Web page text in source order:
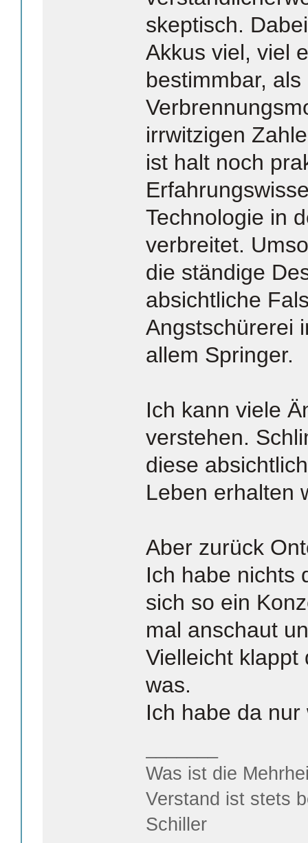
skeptisch.
Akkus viel, viel
bestimmbar,
irrwitzigen
ist halt noch
Technologie in
verbreitet.
die ständige
absichtliche
Angstschürerei
allem Springer.
Ich kann viele
verstehen.
diese
Leben erhalten
Aber zurück
Ich habe nichts
sich so ein
mal anschaut
Vielleicht klappt
was.
Ich habe da
Was ist die
Verstand ist stets
Schiller